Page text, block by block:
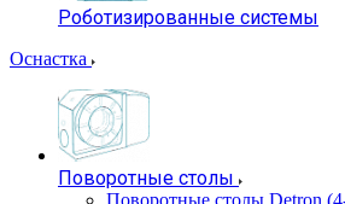
Роботизированные системы
Оснастка
Поворотные столы
Поворотные столы Detron